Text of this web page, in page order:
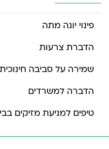
פינוי יונה מתה
הדברת צרעות
שמירה על סביבה
הדברה למשרדים
טיפים למניעת מזיקים